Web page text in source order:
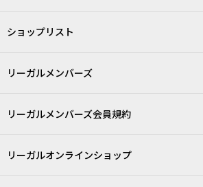
ショップリスト
リーガルメンバーズ
リーガルメンバーズ会員規約
リーガルオンラインショップ